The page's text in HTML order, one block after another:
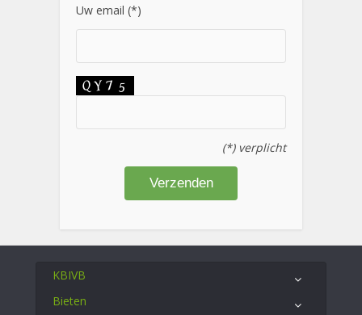
Uw email (*)
(*) verplicht
KBIVB
Bieten